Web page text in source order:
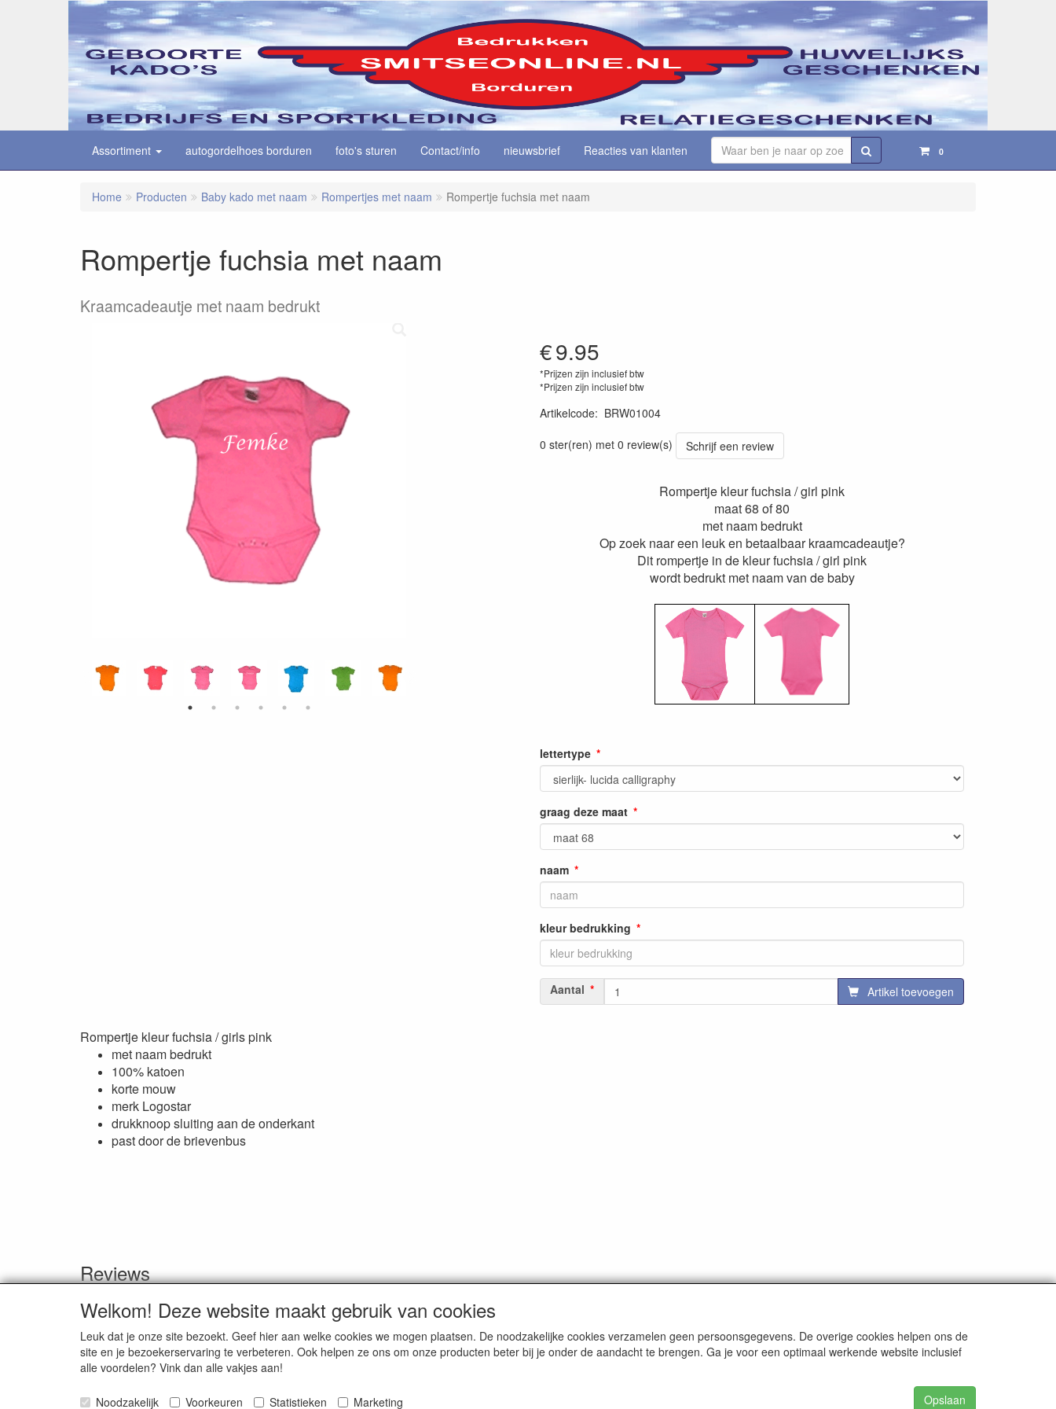
Assortiment autogordelhoes borduren foto's sturen Contact/info nieuwsbrief Reacties van klanten 0
Home Producten Baby kado met naam Rompertjes met naam Rompertje fuchsia met naam
Rompertje fuchsia met naam
Kraamcadeautje met naam bedrukt
€9.95
*Prijzen zijn inclusief btw
*Prijzen zijn inclusief btw
Artikelcode: BRW01004
0 ster(ren) met 0 review(s)
Schrijf een review
Rompertje kleur fuchsia / girl pink
maat 68 of 80
met naam bedrukt
Op zoek naar een leuk en betaalbaar kraamcadeautje?
Dit rompertje in de kleur fuchsia / girl pink
wordt bedrukt met naam van de baby
lettertype
graag deze maat
naam
kleur bedrukking
Aantal Artikel toevoegen
Rompertje kleur fuchsia / girls pink
met naam bedrukt
100% katoen
korte mouw
merk Logostar
drukknoop sluiting aan de onderkant
past door de brievenbus
Reviews
Schrijf een review
Smitseonline.nl / Jasappel 7 / 9076 LE St. Annaparochie / tel. 0518-403413 / E-mail info@smitseonline.nl / webwinkel www.smitseonline.nl / K.v.k. Leeuwarden nr. 01122450 /
Bank NL41RABO 0138682933 / BIC nr. RABONL2U
Welkom! Deze website maakt gebruik van cookies
Leuk dat je onze site bezoekt. Geef hier aan welke cookies we mogen plaatsen. De noodzakelijke cookies verzamelen geen persoonsgegevens. De overige cookies helpen ons de
site en je bezoekerservaring te verbeteren. Ook helpen ze ons om onze producten beter bij je onder de aandacht te brengen. Ga je voor een optimaal werkende website inclusief
alle voordelen? Vink dan alle vakjes aan!
Noodzakelijk Voorkeuren Statistieken Marketing Opslaan